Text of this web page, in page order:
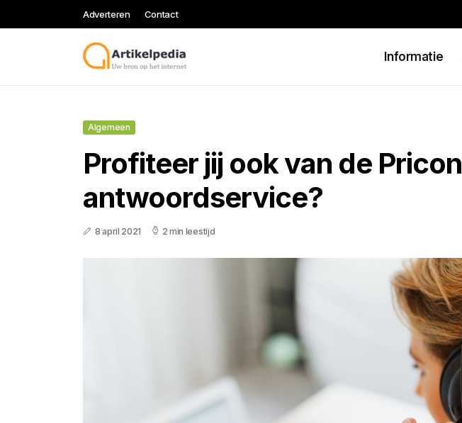
Adverteren Contact
Informatie
Algemeen
Profiteer jij ook van de Pricon
antwoordservice?
8 april 2021 2 min leestijd